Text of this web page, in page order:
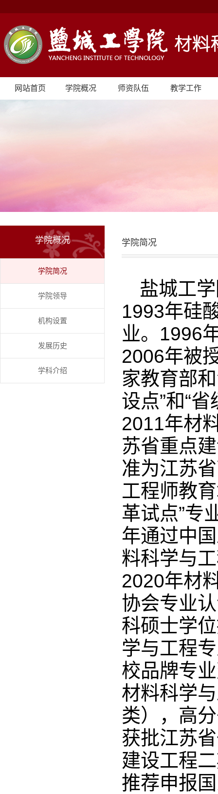
网站首页 学院概况 师资队伍 教学工作
学院概况
学院简况
学院领导
机构设置
发展历史
学科介绍
学院简况
盐城工
1993年硅
业。1996
2006年被
家教育部
设点”和“
2011年材
苏省重点
准为江苏
工程师教
革试点”专
年通过中
料科学与
2020年材
协会专业
科硕士学
学与工程
校品牌专
材料科学
类），高
获批江苏
建设工程
推荐申报